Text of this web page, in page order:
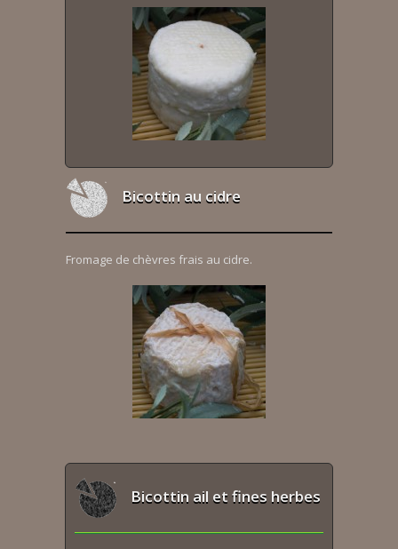
Bicottin au cidre
Fromage de chèvres frais au cidre.
Bicottin ail et fines herbes